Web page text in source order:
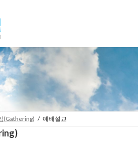
(Gathering) 예배설교